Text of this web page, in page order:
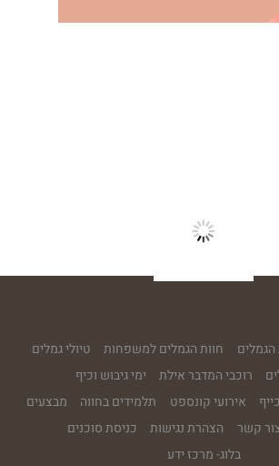
הגמלים חוות הגמלים למשפחות
טיולי גמלים
רוכבי המדבר אילת
ימי גיבוש וכיף
אירועי קונספט תלמידים בחווה
מבצעים
קשר הצהרת נגישות
כניסת סוכנים
בלוג- מרכז ידע